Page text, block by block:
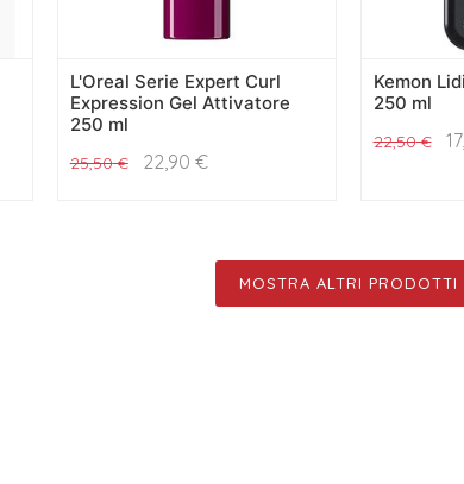
L'Oreal Serie Expert Curl
Expression Gel Attivatore
250 ml
25,50€ 22,90 €
Kemon
250 ml
22,50€
MOSTRA ALTRI PRODOTTI